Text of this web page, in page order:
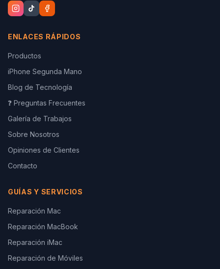
ENLACES RÁPIDOS
Productos
iPhone Segunda Mano
Blog de Tecnología
❓ Preguntas Frecuentes
Galería de Trabajos
Sobre Nosotros
Opiniones de Clientes
Contacto
GUÍAS Y SERVICIOS
Reparación Mac
Reparación MacBook
Reparación iMac
Reparación de Móviles